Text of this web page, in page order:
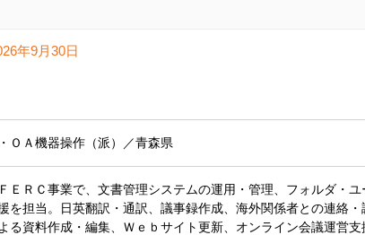
年9月30日
ＯＡ機器操作（派）／青森県
ＥＲＣ事業で、文書管理システムの運用・管理、フォルダ・
を担当。日英翻訳・通訳、議事録作成、海外関係者との連絡
る資料作成・編集、Ｗｅｂサイト更新、オンライン会議運営